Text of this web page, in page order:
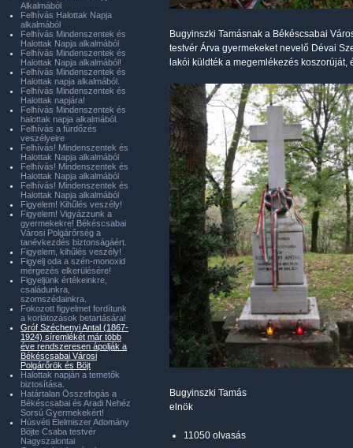
Bugyinszki Tamásnak a Békéscsabai
testvér Árva gyermekeket nevelő Dévai
lakói küldték a megemlékezés
Bugyinszki Tamás
elnök
11050 olvasás
Alkalmából
Felhívás Halottak Napja
alkalmából
Felhívás Mindenszentek és
Halottak Napja alkalmából
Felhívás Mindenszentek és
Halottak Napja alkalmából!
Felhívás Mindenszentek és
Halottak napja alkalmából.
Felhívás Mindenszentek és
Halottak napjára!
Felhívás Mindenszentek és
halottak napja alkalmából.
Felhívás a fürdőzés
veszélyeire
Felhívás! Mindenszentek és
Halottak Napja alkalmából
Felhívás! Mindenszentek és
Halottak Napja alkalmából
Felhívás! Mindenszentek és
Halottak Napja alkalmából
Figyelem! Kihűlés veszély!
Figyelem! Vigyázzunk a
gyermekekre! Békéscsabai
Városi Polgárőrség a
tanévkezdés biztonságáért.
Figyelem, kihűlés veszély!
Figyelj oda a szén-monoxid
mérgezés elkerülésére!
Figyeljünk értékeinkre,
családunkra,
szomszédainkra.
Fokozott figyelmet fordítunk
a korlátozások betartására!
Gróf Széchenyi Antal (1867-
1924) síremlékét már több
éve rendszeresen ápolják a
Békéscsabai Városi
Polgárőrök és Böjt
Halottak napján a temetők
biztosítása.
Határtalan Összefogás a
Békéscsabai és Aradi Nehéz
Sorsú Gyermekekért!
Húsvéti Élelmiszer Adomány
Böjte Csaba testvér
Nagyszalontai